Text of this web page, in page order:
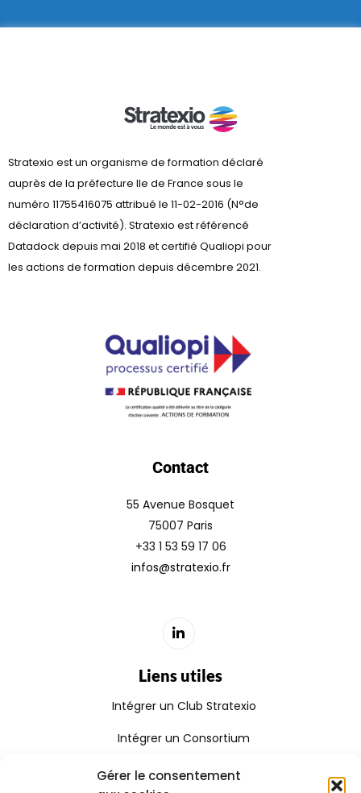
Gérer le consentement
Stratexio est un organisme de formation déclaré
auprès de la préfecture lle de France sous le
numéro 11755416075 attribué le 11-02-2016 (N°de
déclaration d’activité). Stratexio est référencé
Datadock depuis mai 2018 et certifié Qualiopi pour
les actions de formation depuis décembre 2021.
Contact
55 Avenue Bosquet
75007 Paris
+33 1 53 59 17 06
infos@stratexio.fr
Liens utiles
Intégrer un Club Stratexio
Intégrer un Consortium
Rejoindre le Réseau Stratexio